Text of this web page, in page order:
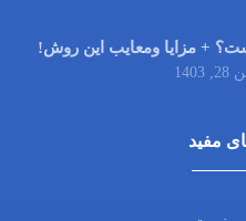
+ مزایا ومعایب این روش!
مفید